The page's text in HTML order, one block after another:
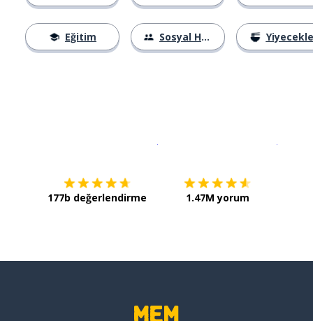
Eğitim Sosyal Hayat
177b değerlendirme 1.47M yorum